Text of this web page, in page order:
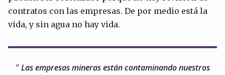
contratos con las empresas. De por medio está la
vida, y sin agua no hay vida.
Las empresas mineras están contaminando nuestros